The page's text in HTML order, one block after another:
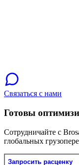
Связаться с нами
Готовы
Сотрудничайте с
глобальных
Запросить расценку